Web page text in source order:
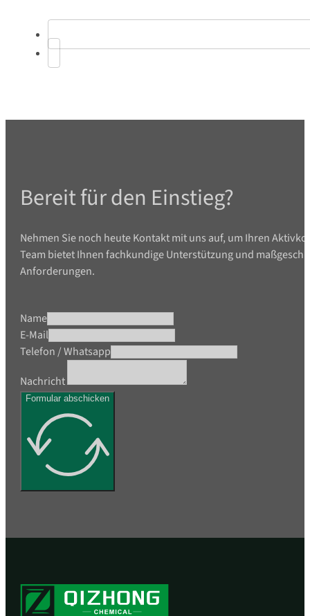
Bereit für den Einstieg?
Nehmen Sie noch heute Kontakt mit uns auf, um Ihren
Team bietet Ihnen fachkundige Unterstützung und
Anforderungen.
Name
E-Mail
Telefon / Whatsapp
Nachricht
Formular abschicken